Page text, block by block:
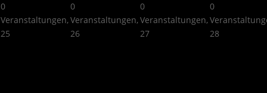
0
Veranstaltungen,
25
0
Veranstaltungen,
26
0
Veranstaltungen,
27
0
28